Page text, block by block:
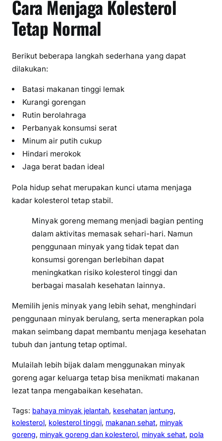
Cara Menjaga Kolesterol
Tetap Normal
Berikut beberapa langkah sederhana yang dapat
dilakukan:
Batasi makanan tinggi lemak
Kurangi gorengan
Rutin berolahraga
Perbanyak konsumsi serat
Minum air putih cukup
Hindari merokok
Jaga berat badan ideal
Pola hidup sehat merupakan kunci utama menjaga
kadar kolesterol tetap stabil.
Minyak goreng memang menjadi bagian penting
dalam aktivitas memasak sehari-hari. Namun
penggunaan minyak yang tidak tepat dan
konsumsi gorengan berlebihan dapat
meningkatkan risiko kolesterol tinggi dan
berbagai masalah kesehatan lainnya.
Memilih jenis minyak yang lebih sehat, menghindari
penggunaan minyak berulang, serta menerapkan pola
makan seimbang dapat membantu menjaga kesehatan
tubuh dan jantung tetap optimal.
Mulailah lebih bijak dalam menggunakan minyak
goreng agar keluarga tetap bisa menikmati makanan
lezat tanpa mengabaikan kesehatan.
Tags: bahaya minyak jelantah, kesehatan jantung
kolesterol, kolesterol tinggi, makanan sehat, minyak
goreng, minyak goreng dan kolesterol, minyak sehat, pola